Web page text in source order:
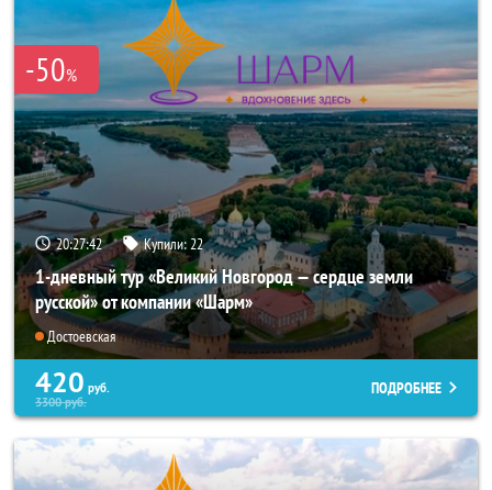
-50%
20:27:40 Купили: 22
1-дневный тур «Великий Новгород — сердце земли
русской» от компании «Шарм»
Достоевская
420 руб.
3300руб.
ПОДРОБНЕЕ